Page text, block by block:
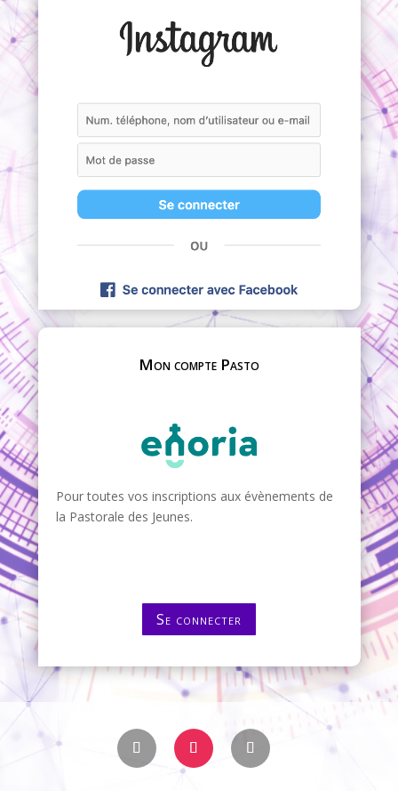
Mon compte Pasto
Pour toutes vos inscriptions aux évènements de
la Pastorale des Jeunes.
Se connecter